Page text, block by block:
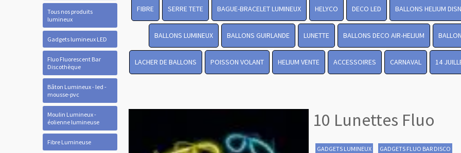
Tous nos produits
lumineux
Gadgets lumineux LED
Fluo Fluorescent Bar
Discothèque
Bâton Lumineux - led -
mousse-pvc
Moulin Lumineux -
éolienne lumineuse
Fibre Lumineuse
FIBRE SERRE TETE BAGUE-BRACELET LUMINEUX HELYCO DECO LED BALLONS HELIUM
BALLONS LUMINEUX BALLONS GUIRLANDE LUNETTE BALLONS DECO AIR-HELIUM
LACHER DE BALLONS POISSON VOLANT HELIUM VENTE ACCESSOIRES CARNAVAL 14
10 Lunettes Fluo
GADGETS LUMINEUX GADGETS FLUO BAR DISCO